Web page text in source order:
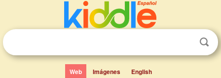
Web Imágenes English